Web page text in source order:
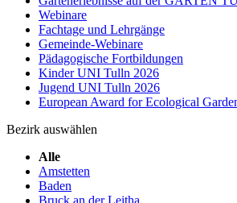
Webinare
Fachtage und Lehrgänge
Gemeinde-Webinare
Pädagogische Fortbildungen
Kinder UNI Tulln 2026
Jugend UNI Tulln 2026
European Award for Ecological
Bezirk auswählen
Alle
Amstetten
Baden
Bruck an der Leitha